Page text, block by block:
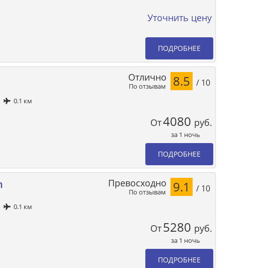
Уточнить цену
ПОДРОБНЕЕ
0.1 км
По отзывам
Отлично 8.5 / 10
От4080 руб.
за 1 ночь
ПОДРОБНЕЕ
0.1 км
По отзывам
Превосходно 9.1 / 10
От5280 руб.
за 1 ночь
ПОДРОБНЕЕ